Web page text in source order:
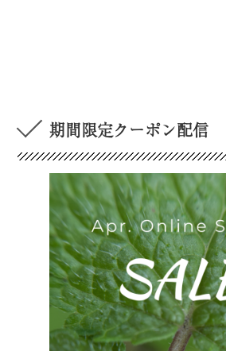
期間限定クーポン配信